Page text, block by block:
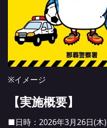
※イメージ
【実施概要】
■日時：2026年3月26日(木)